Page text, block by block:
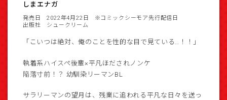
しまエナガ
発売日 2022年4月22日
※コミックシーモア先行配信日
出版社 シュークリーム
「こいつは絶対、俺のことを性的な目で見ている…！！」
執着系ハイスペ後輩×平凡ほだされノンケ
陥落寸前！？ 幼馴染リーマンBL
サラリーマンの望月は、残業に追われる平凡な日々を送っ